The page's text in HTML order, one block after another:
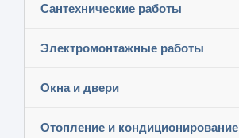
Сантехнические работы
Электромонтажные работы
Окна и двери
Отопление и кондиционирование